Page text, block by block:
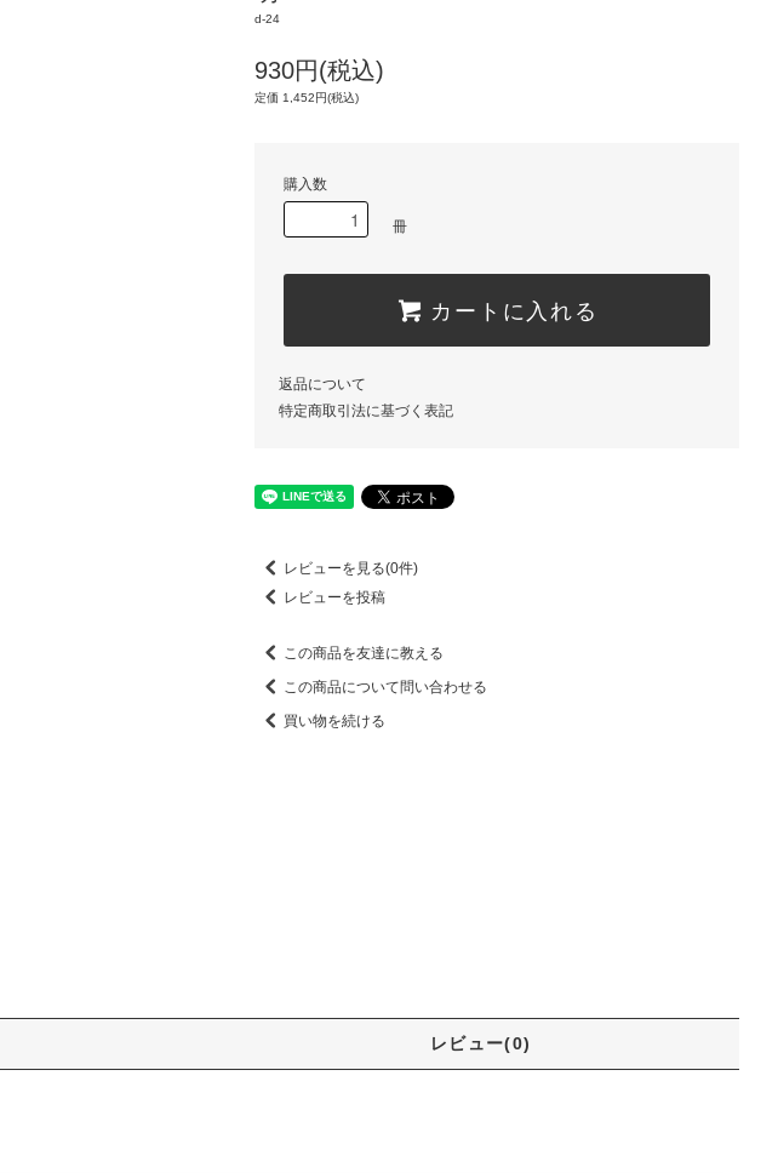
d-24
930円(税込)
定価 1,452円(税込)
購入数
冊
カートに入れる
返品について
特定商取引法に基づく表記
レビューを見る(0件)
レビューを投稿
この商品を友達に教える
この商品について問い合わせる
買い物を続ける
レビュー(0)